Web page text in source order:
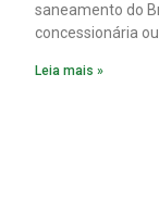
saneamento do
concessionária
Leia mais »